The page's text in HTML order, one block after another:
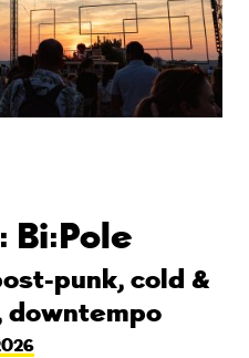
Bi:Pole
punk, cold &
downtempo